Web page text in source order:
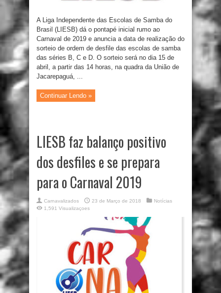
A Liga Independente das Escolas de Samba do
Brasil (LIESB) dá o pontapé inicial rumo ao
Carnaval de 2019 e anuncia a data de realização do
sorteio de ordem de desfile das escolas de samba
das séries B, C e D. O sorteio será no dia 15 de
abril, a partir das 14 horas, na quadra da União de
Jacarepaguá, ...
Continuar Lendo »
LIESB faz balanço positivo
dos desfiles e se prepara
para o Carnaval 2019
Carnavalizados 23 de Março de 2018
Notícias
1,591 Visualizaçoes